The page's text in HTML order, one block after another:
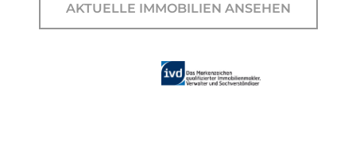
AKTUELLE IMMOBILIEN ANSEHEN